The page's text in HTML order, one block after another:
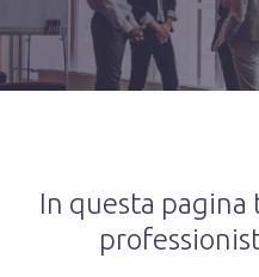
In questa pagina